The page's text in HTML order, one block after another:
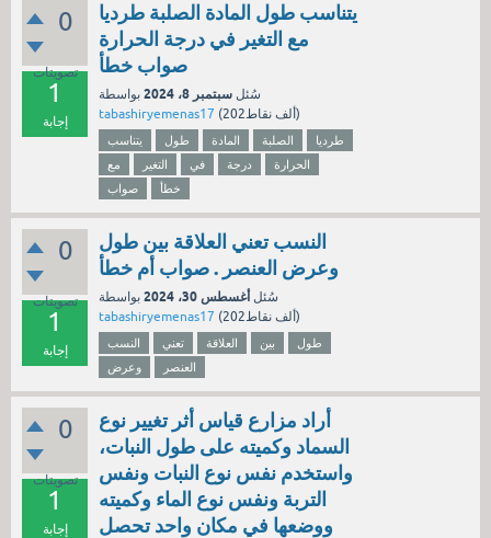
0
تصويتات
1
إجابة
يتناسب طول المادة الصلبة طرديا
مع التغير في درجة الحرارة
صواب خطأ
سُئل سبتمبر 8، 2024
بواسطة
tabashiryemenas17 ( 202ألف نقاط)
يتناسب طول المادة الصلبة
طرديا
مع
التغير في درجة
الحرارة
صواب
خطأ
0
تصويتات
1
إجابة
النسب تعني العلاقة بين طول
وعرض العنصر . صواب أم خطأ
سُئل أغسطس 30، 2024
بواسطة
tabashiryemenas17 ( 202ألف نقاط)
النسب تعني العلاقة بين
طول
وعرض
العنصر
0
تصويتات
1
إجابة
أراد مزارع قياس أثر تغيير نوع
السماد وكميته على طول النبات،
واستخدم نفس نوع النبات ونفس
التربة ونفس نوع الماء وكميته
ووضعها في مكان واحد تحصل